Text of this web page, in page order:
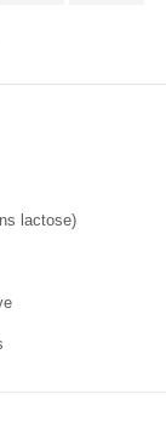
lactose)